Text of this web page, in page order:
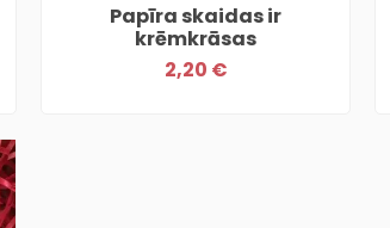
Papīra skaidas ir
krēmkrāsas
2,20 €